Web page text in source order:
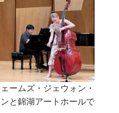
ームズ・ジェウォン・
と錦湖アートホールで